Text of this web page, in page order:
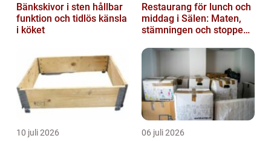
Bänkskivor i sten hållbar
funktion och tidlös känsla
i köket
Restaurang för lunch och
middag i Sälen: Maten,
stämningen och stoppen
10 juli 2026 06 juli 2026